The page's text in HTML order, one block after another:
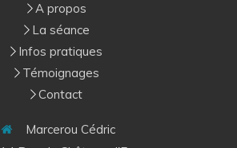
A propos
La séance
Infos pratiques
Témoignages
Contact
Marcerou Cédric